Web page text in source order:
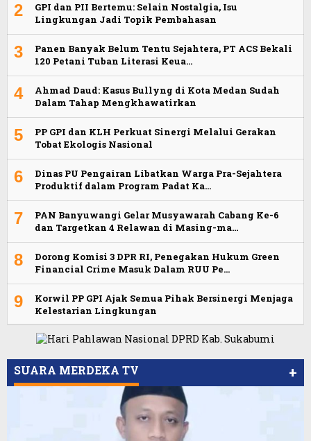
2
GPI dan PII Bertemu: Selain Nostalgia, Isu
Lingkungan Jadi Topik Pembahasan
3
Panen Banyak Belum Tentu Sejahtera, PT ACS Bekali
120 Petani Tuban Literasi Keua…
4
Ahmad Daud: Kasus Bullyng di Kota Medan Sudah
Dalam Tahap Mengkhawatirkan
5
PP GPI dan KLH Perkuat Sinergi Melalui Gerakan
Tobat Ekologis Nasional
6
Dinas PU Pengairan Libatkan Warga Pra-Sejahtera
Produktif dalam Program Padat Ka…
7
PAN Banyuwangi Gelar Musyawarah Cabang Ke-6
dan Targetkan 4 Relawan di Masing-ma…
8
Dorong Komisi 3 DPR RI, Penegakan Hukum Green
Financial Crime Masuk Dalam RUU Pe…
9
Korwil PP GPI Ajak Semua Pihak Bersinergi Menjaga
Kelestarian Lingkungan
SUARA MERDEKA TV +